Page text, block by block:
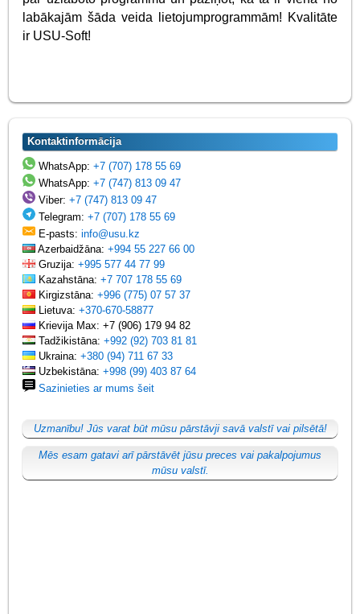
labākajām šāda veida lietojumprogrammām! Kvalitāte
ir USU-Soft!
Kontaktinformācija
WhatsApp:+7 (707) 178 55 69
WhatsApp:+7 (747) 813 09 47
Viber:+7 (747) 813 09 47
Telegram:+7 (707) 178 55 69
E-pasts:info@usu.kz
Azerbaidžāna:+994 55 227 66 00
Gruzija:+995 577 44 77 99
Kazahstāna:+7 707 178 55 69
Kirgizstāna:+996 (775) 07 57 37
Lietuva:+370-670-58877
Krievija Max: +7 (906) 179 94 82
Tadžikistāna:+992 (92) 703 81 81
Ukraina:+380 (94) 711 67 33
Uzbekistāna:+998 (99) 403 87 64
Sazinieties ar mums šeit
Uzmanību! Jūs varat būt mūsu pārstāvji savā valstī vai pilsētā!
Mēs esam gatavi arī pārstāvēt jūsu preces vai pakalpojumus
mūsu valstī.